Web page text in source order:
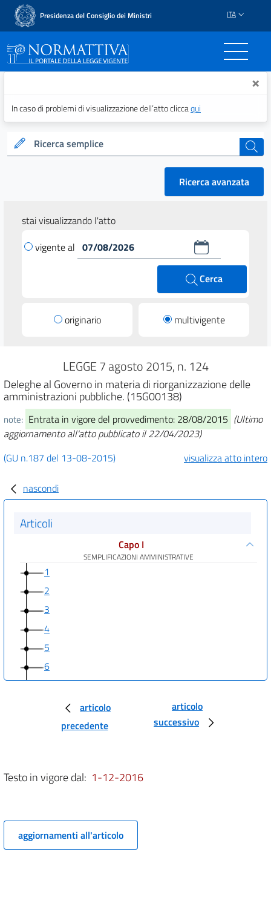
Presidenza del Consiglio dei Ministri ITA
Normattiva - Il portale ×
In caso di problemi di visualizzazione dell’atto cliccaqui
Ricerca semplice cerca
Ricerca avanzata
stai visualizzando l'atto
vigente al
Cerca
originario multivigente
LEGGE 7 agosto 2015, n. 124
Deleghe al Governo in materia di riorganizzazione delle
amministrazioni pubbliche. (15G00138)
note: Entrata in vigore del provvedimento: 28/08/2015 (Ultimo
aggiornamento all'atto pubblicato il 22/04/2023)
(GU n.187 del 13-08-2015)
visualizza atto intero
nascondi
Articoli
Capo I
SEMPLIFICAZIONI AMMINISTRATIVE
1
2
3
4
5
6
7
Capo III
12
13
articolo
precedente
articolo
successivo
Testo in vigore dal: 1-12-2016
aggiornamenti all'articolo